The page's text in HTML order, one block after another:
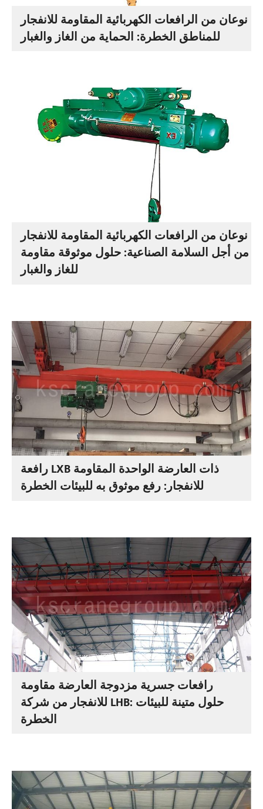
نوعان من الرافعات الكهربائية المقاومة للانفجار
للمناطق الخطرة: الحماية من الغاز والغبار
نوعان من الرافعات الكهربائية المقاومة للانفجار
من أجل السلامة الصناعية: حلول موثوقة مقاومة
للغاز والغبار
رافعة LXB ذات العارضة الواحدة المقاومة
للانفجار: رفع موثوق به للبيئات الخطرة
رافعات جسرية مزدوجة العارضة مقاومة
للانفجار من شركة LHB: حلول متينة للبيئات
الخطرة